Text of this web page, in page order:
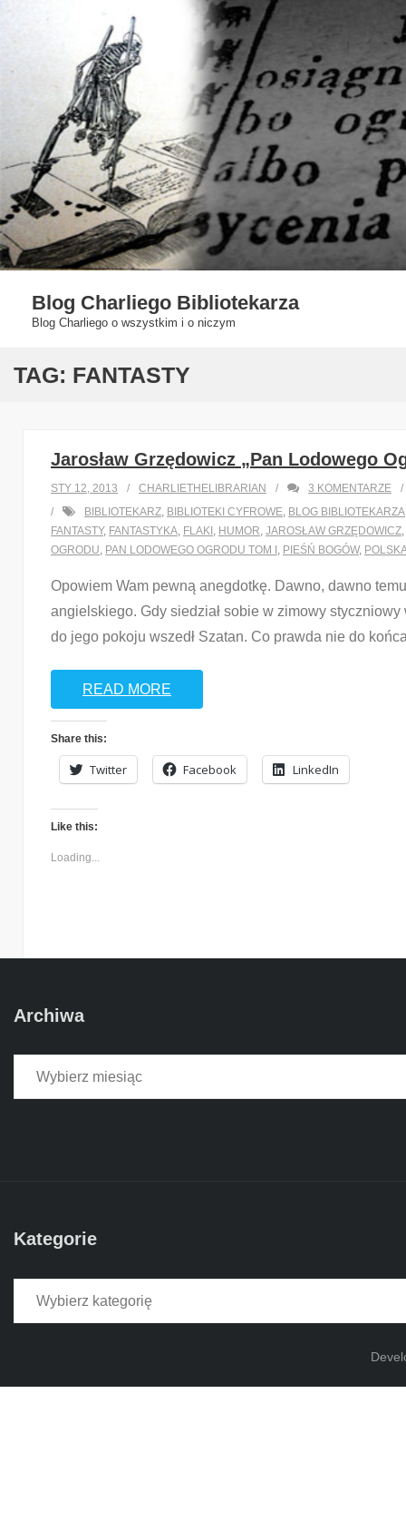
Blog Charliego Bibliotekarza
Blog Charliego o wszystkim i o niczym
TAG: FANTASTY
Jarosław Grzędowicz „Pan Lodowego
STY 12, 2013 CHARLIETHELIBRARIAN 3 KOMENTARZE
BIBLIOTEKARZ, BIBLIOTEKI CYFROWE, BLOG BIBLIOTEKARZA
FANTASTY, FANTASTYKA, FLAKI , HUMOR, JAROSŁAW GRZĘDOWICZ,
OGRODU, PAN LODOWEGO OGRODU TOM I , PIEŚŃ BOGÓW,
Opowiem Wam pewną anegdotkę. Dawno, dawno
angielskiego. Gdy siedział sobie w zimowy
do jego pokoju wszedł Szatan. Co prawda nie do
READ MORE
Share this:
Twitter Facebook LinkedIn
Like this:
Loading...
Archiwa
Kategorie
Kategorie